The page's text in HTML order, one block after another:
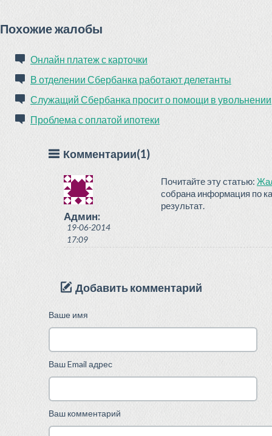
Похожие жалобы
Онлайн платеж с карточки
В отделении Сбербанка работают делетанты
Служащий Сбербанка просит о помощи в увольнении
Проблема с оплатой ипотеки
Комментарии(1)
Админ:
19-06-2014
17:09
Почитайте эту статью:
собрана информация по
результат.
Добавить комментарий
Ваше имя
Ваш Email адрес
Ваш комментарий